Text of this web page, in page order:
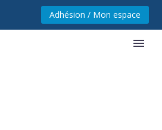
Adhésion / Mon espace